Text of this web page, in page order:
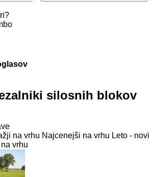
silosnih blokov
na vrhu Najcenejši na vrhu Leto - novi
vrhu